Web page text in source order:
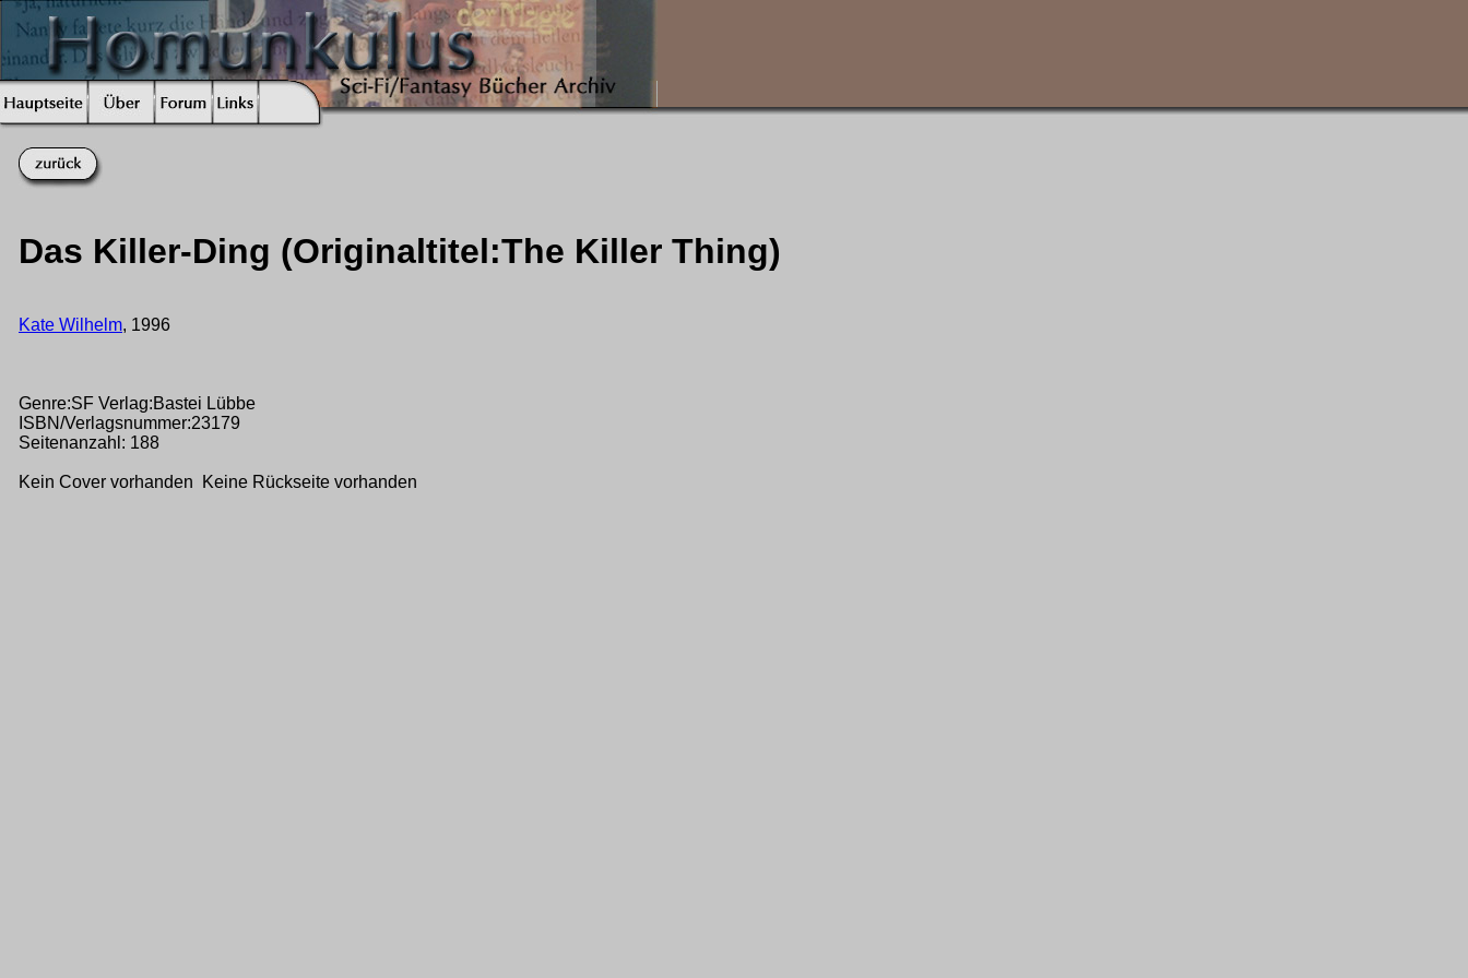
Das Killer-Ding (Originaltitel:The Killer Thing)
Kate Wilhelm, 1996
Genre:SF Verlag:Bastei Lübbe
ISBN/Verlagsnummer:23179
Seitenanzahl: 188
Kein Cover vorhanden Keine Rückseite vorhanden